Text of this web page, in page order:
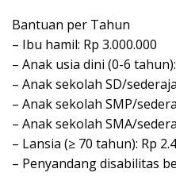
Bantuan per Tahun
– Ibu hamil: Rp 3.000.000
– Anak usia dini (0-6
– Anak sekolah SD/
– Anak sekolah SMP/
– Anak sekolah SMA/
– Lansia (≥ 70 tahun): Rp
– Penyandang disabilitas